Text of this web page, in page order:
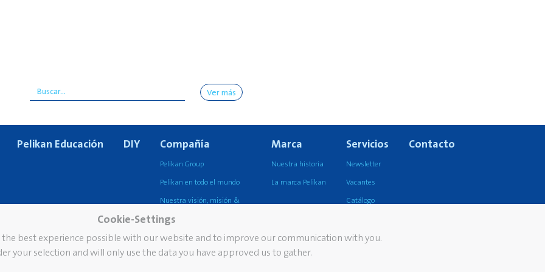
Ver más
Pelikan Educación DIY Compañía
Pelikan Group
Pelikan en todo el mundo
Nuestra visión, misión &
Marca
Nuestra historia
La marca Pelikan
Servicios
Newsletter
Vacantes
Catálogo
Contacto
Cookie-Settings
the best experience possible with our website and to improve our communication with you.
your selection and will only use the data you have approved us to gather.